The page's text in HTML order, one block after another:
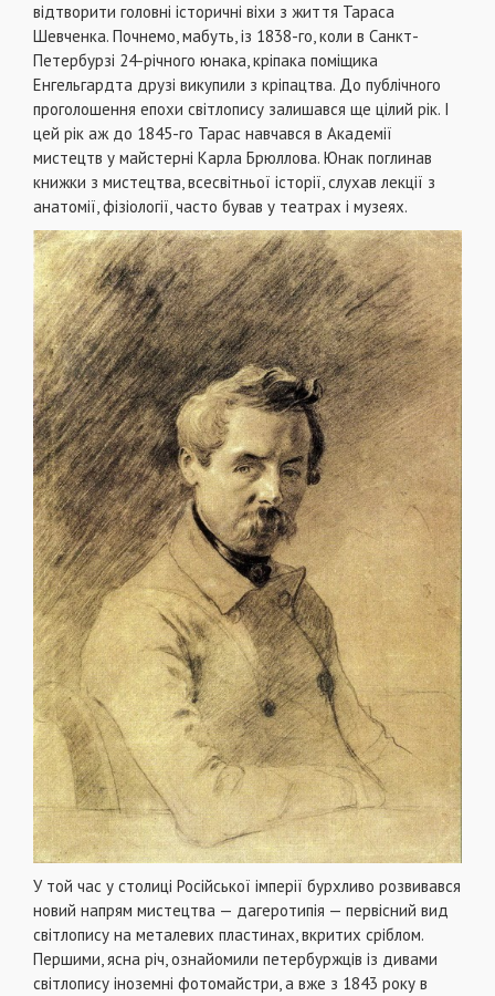
відтворити головні історичні віхи з життя Тараса
Шевченка. Почнемо, мабуть, із 1838-го, коли в Санкт-
Петербурзі 24-річного юнака, кріпака поміщика
Енгельгардта друзі викупили з кріпацтва. До публічного
проголошення епохи світлопису залишався ще цілий рік. І
цей рік аж до 1845-го Тарас навчався в Академії
мистецтв у майстерні Карла Брюллова. Юнак поглинав
книжки з мистецтва, всесвітньої історії, слухав лекції з
анатомії, фізіології, часто бував у театрах і музеях.
У той час у столиці Російської імперії бурхливо розвивався
новий напрям мистецтва — дагеротипія — первісний вид
світлопису на металевих пластинах, вкритих сріблом.
Першими, ясна річ, ознайомили петербуржців із дивами
світлопису іноземні фотомайстри, а вже з 1843 року в